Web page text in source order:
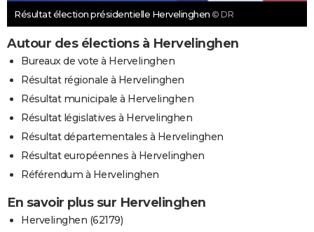
Résultat élection présidentielle Hervelinghen © DR
Autour des élections à Hervelinghen
Bureaux de vote à Hervelinghen
Résultat régionale à Hervelinghen
Résultat municipale à Hervelinghen
Résultat législatives à Hervelinghen
Résultat départementales à Hervelinghen
Résultat européennes à Hervelinghen
Référendum à Hervelinghen
En savoir plus sur Hervelinghen
Hervelinghen (62179)